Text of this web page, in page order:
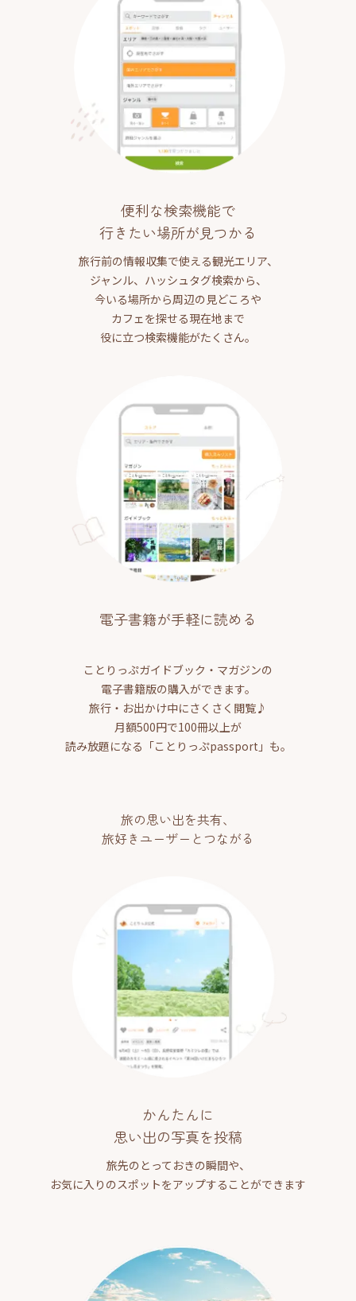
便利な検索機能で
行きたい場所が見つかる
旅行前の情報収集で使える観光エリア、
ジャンル、ハッシュタグ検索から、
今いる場所から周辺の見どころや
カフェを探せる現在地まで
役に立つ検索機能がたくさん。
電子書籍が手軽に読める
ことりっぷガイドブック・マガジンの
電子書籍版の購入ができます。
旅行・お出かけ中にさくさく閲覧♪
月額500円で100冊以上が
読み放題になる「ことりっぷpassport」も。
旅の思い出を共有、
旅好きユーザーとつながる
かんたんに
思い出の写真を投稿
旅先のとっておきの瞬間や、
お気に入りのスポットをアップすることができます